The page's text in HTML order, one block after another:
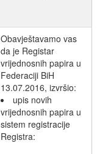
Obavještavamo vas
da je Registar
vrijednosnih papira u
Federaciji BiH
13.07.2016, izvršio:
upis novih
vrijednosnih papira u
sistem registracije
Registra: